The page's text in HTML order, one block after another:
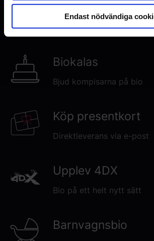
Endast nödvändiga
Evenemang
Se vad som händer på
Biokalas
Bjud kompisarna på bio
Köp presentkort
Direktleverans via e-post
Upplev 4DX
Bio på ett helt nytt sätt
Barnvagnsbio